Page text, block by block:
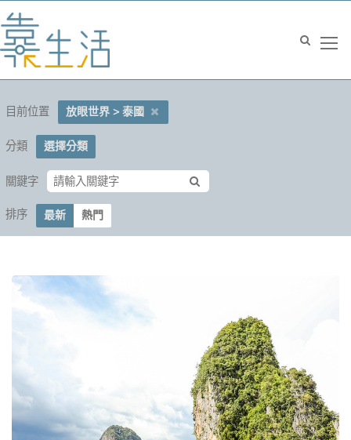
目前位置 放眼世界 > 泰國
分類 選擇分類
關鍵字
排序 最新 熱門